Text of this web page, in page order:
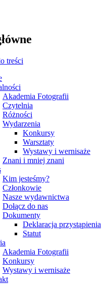
treści
Akademia Fotografii
Czytelnia
Różności
Wydarzenia
Konkursy
Warsztaty
Wystawy i wernisaże
Znani i mniej znani
Kim jesteśmy?
Członkowie
Nasze wydawnictwa
Dołącz do nas
Dokumenty
Deklaracja przystąpienia
Statut
Akademia Fotografii
Konkursy
Wystawy i wernisaże